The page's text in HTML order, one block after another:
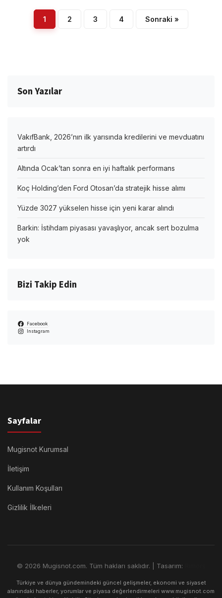
1 2 3 4 Sonraki »
Son Yazılar
VakıfBank, 2026’nın ilk yarısında kredilerini ve mevduatını
artırdı
Altında Ocak’tan sonra en iyi haftalık performans
Koç Holding’den Ford Otosan’da stratejik hisse alımı
Yüzde 3027 yükselen hisse için yeni karar alındı
Barkin: İstihdam piyasası yavaşlıyor, ancak sert bozulma
yok
Bizi Takip Edin
Facebook
Instagram
Sayfalar
Mugisnot Kurumsal
İletişim
Kullanım Koşulları
Gizlilik İlkeleri
© 2026 Mugisnot.com. Tüm hakları saklıdır. | Tasarım:
Türkiye ve dünya gündemindeki güncel gelişmeler, ekonomi ve siyaset
alanındaki haberler, yorumlar ve piyasa değerlendirmeleri www.mugisnot.com